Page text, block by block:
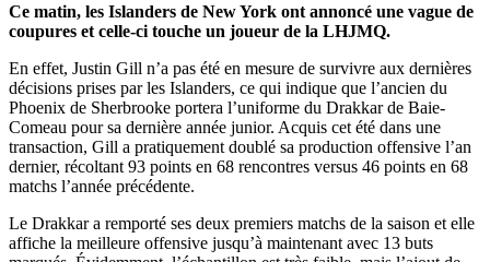
Ce matin, les Islanders de New York ont annoncé une vague de
coupures et celle-ci touche un joueur de la LHJMQ.
En effet, Justin Gill n’a pas été en mesure de survivre aux dernières
décisions prises par les Islanders, ce qui indique que l’ancien du
Phoenix de Sherbrooke portera l’uniforme du Drakkar de Baie-
Comeau pour sa dernière année junior. Acquis cet été dans une
transaction, Gill a pratiquement doublé sa production offensive l’an
dernier, récoltant 93 points en 68 rencontres versus 46 points en 68
matchs l’année précédente.
Le Drakkar a remporté ses deux premiers matchs de la saison et elle
affiche la meilleure offensive jusqu’à maintenant avec 13 buts